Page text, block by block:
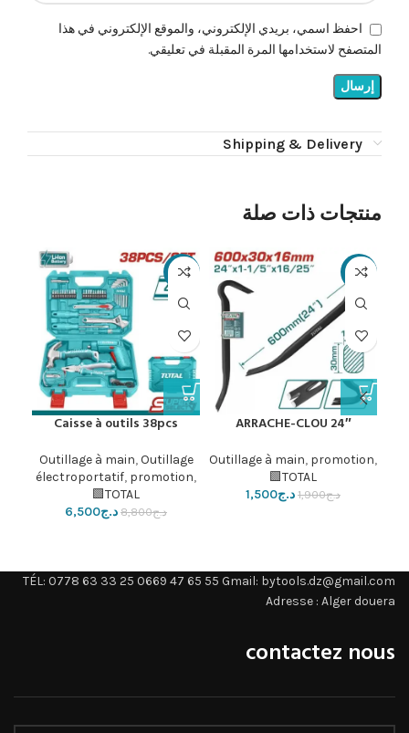
احفظ اسمي، بريدي الإلكتروني، والموقع الإلكتروني في هذا
المتصفح لاستخدامها المرة المقبلة في تعليقي.
Shipping & Delivery
منتجات ذات صلة
-21%
ARRACHE-CLOU 24″
Outillage à main, promotion,
TOTAL🟩
د.ج1,900 د.ج1,500
-26%
Caisse à outils 38pcs
Outillage à main,Outillage
électroportatif, promotion,
TOTAL🟩
د.ج8,800 د.ج6,500
TÉL: 0778 63 33 25 0669 47 65 55 Gmail: bytools.dz@gmail.com
Adresse : Alger douera
contactez nous